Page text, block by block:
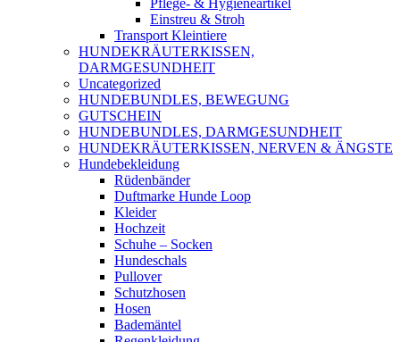
Pflege- & Hygieneartikel
Einstreu & Stroh
Transport Kleintiere
HUNDEKRÄUTERKISSEN,
DARMGESUNDHEIT
Uncategorized
HUNDEBUNDLES, BEWEGUNG
GUTSCHEIN
HUNDEBUNDLES, DARMGESUNDHEIT
HUNDEKRÄUTERKISSEN, NERVEN & ÄNGSTE
Hundebekleidung
Rüdenbänder
Duftmarke Hunde Loop
Kleider
Hochzeit
Schuhe – Socken
Hundeschals
Pullover
Schutzhosen
Hosen
Bademäntel